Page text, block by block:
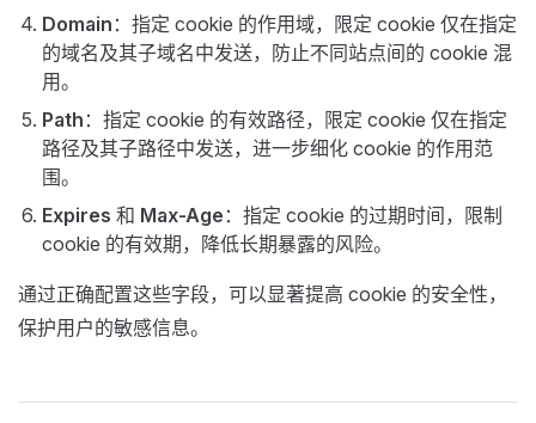
Domain ：指定 cookie 的作用域，限定 cookie 仅在指定
的域名及其子域名中发送，防止不同站点间的 cookie 混
用。
Path ：指定 cookie 的有效路径，限定 cookie 仅在指定
路径及其子路径中发送，进一步细化 cookie 的作用范
围。
Expires 和 Max-Age ：指定 cookie 的过期时间，限制
cookie 的有效期，降低长期暴露的风险。
通过正确配置这些字段，可以显著提高 cookie 的安全性，
保护用户的敏感信息。